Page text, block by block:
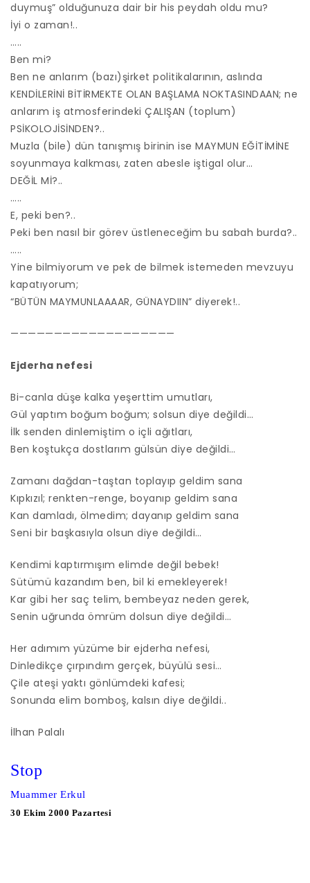
duymuş” olduğunuza dair bir his peydah oldu mu?
İyi o zaman!..
…..
Ben mi?
Ben ne anlarım (bazı)şirket politikalarının, aslında
KENDİLERİNİ BİTİRMEKTE OLAN BAŞLAMA NOKTASINDAAN; ne
anlarım iş atmosferindeki ÇALIŞAN (toplum)
PSİKOLOJİSİNDEN?..
Muzla (bile) dün tanışmış birinin ise MAYMUN EĞİTİMİNE
soyunmaya kalkması, zaten abesle iştigal olur…
DEĞİL Mİ?..
…..
E, peki ben?..
Peki ben nasıl bir görev üstleneceğim bu sabah burda?..
…..
Yine bilmiyorum ve pek de bilmek istemeden mevzuyu
kapatıyorum;
“BÜTÜN MAYMUNLAAAAR, GÜNAYDIIN” diyerek!..
———————————————————
Ejderha nefesi
Bi-canla düşe kalka yeşerttim umutları,
Gül yaptım boğum boğum; solsun diye değildi…
İlk senden dinlemiştim o içli ağıtları,
Ben koştukça dostlarım gülsün diye değildi…
Zamanı dağdan-taştan toplayıp geldim sana
Kıpkızıl; renkten-renge, boyanıp geldim sana
Kan damladı, ölmedim; dayanıp geldim sana
Seni bir başkasıyla olsun diye değildi…
Kendimi kaptırmışım elimde değil bebek!
Sütümü kazandım ben, bil ki emekleyerek!
Kar gibi her saç telim, bembeyaz neden gerek,
Senin uğrunda ömrüm dolsun diye değildi…
Her adımım yüzüme bir ejderha nefesi,
Dinledikçe çırpındım gerçek, büyülü sesi…
Çile ateşi yaktı gönlümdeki kafesi;
Sonunda elim bomboş, kalsın diye değildi..
İlhan Palalı
Stop
Muammer Erkul
30 Ekim 2000 Pazartesi